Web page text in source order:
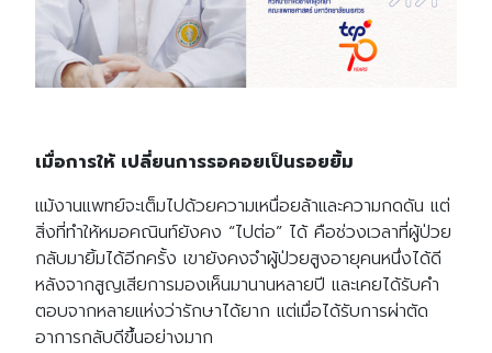
เมื่อการให้ เปลี่ยนการรอคอยเป็นรอยยิ้ม
แม้งานแพทย์จะเต็มไปด้วยความเหนื่อยล้าและความกดดัน แต่
สิ่งที่ทำให้หมอคณินท์ยังคง “ไปต่อ” ได้ คือช่วงเวลาที่ผู้ป่วย
กลับมายิ้มได้อีกครั้ง เขายังคงจำผู้ป่วยสูงอายุคนหนึ่งได้ดี
หลังจากสูญเสียการมองเห็นมานานหลายปี และเคยได้รับคำ
ตอบจากหลายแห่งว่ารักษาได้ยาก แต่เมื่อได้รับการผ่าตัด
อาการกลับดีขึ้นอย่างมาก